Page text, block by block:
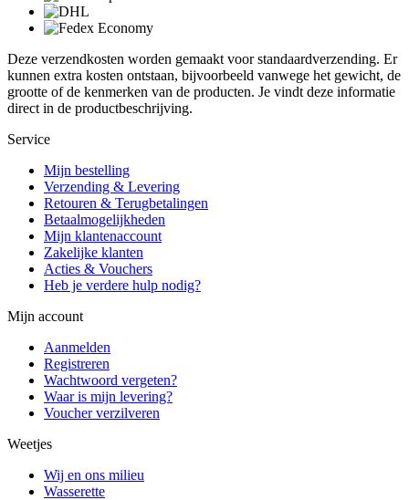
Deze verzendkosten worden gemaakt voor standaardverzending. Er
kunnen extra kosten ontstaan, bijvoorbeeld vanwege het gewicht, de
grootte of de kenmerken van de producten. Je vindt deze informatie
direct in de productbeschrijving.
Service
Mijn bestelling
Verzending & Levering
Retouren & Terugbetalingen
Betaalmogelijkheden
Mijn klantenaccount
Zakelijke klanten
Acties & Vouchers
Heb je verdere hulp nodig?
Mijn account
Aanmelden
Registreren
Wachtwoord vergeten?
Waar is mijn levering?
Voucher verzilveren
Weetjes
Wij en ons milieu
Wasserette